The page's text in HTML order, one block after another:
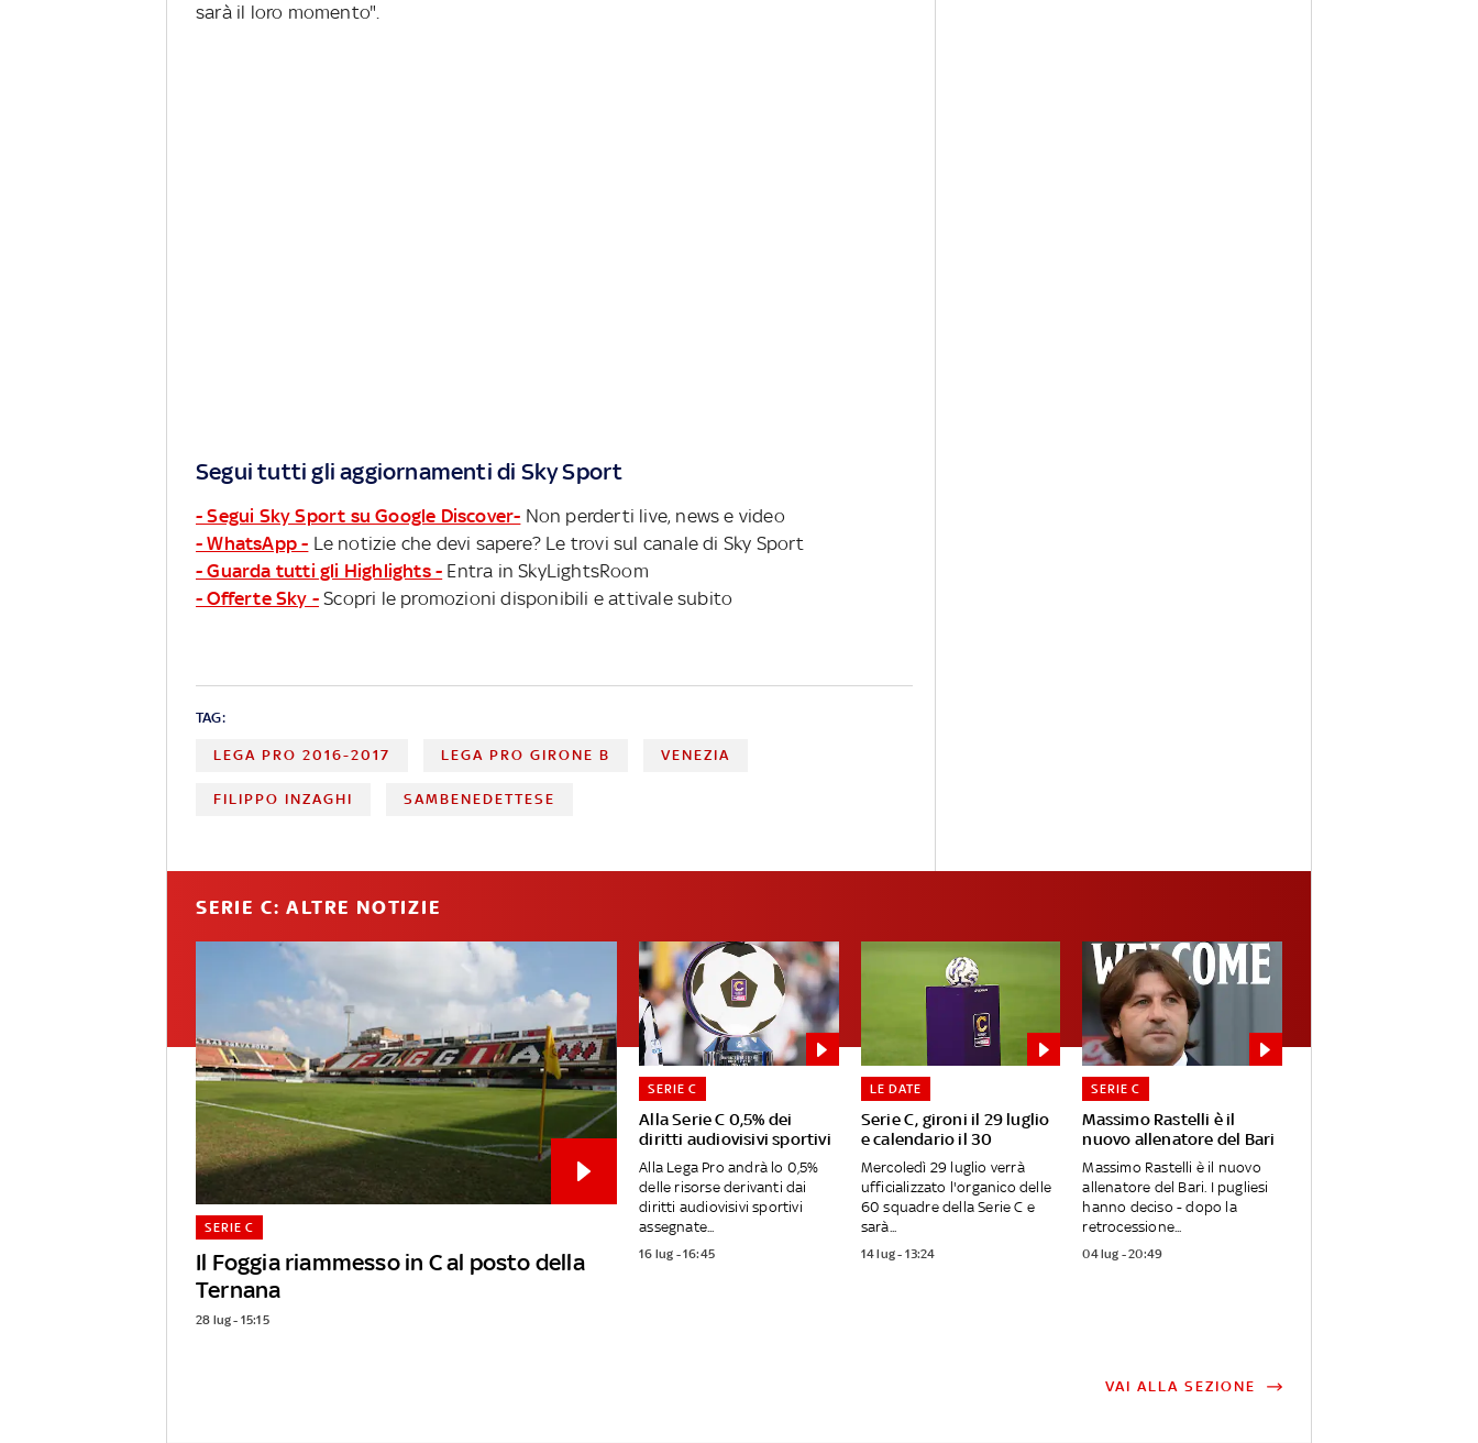
sarà il loro momento".
Segui tutti gli aggiornamenti di Sky Sport
- Segui Sky Sport su Google Discover- Non perderti live, news e video
- WhatsApp - Le notizie che devi sapere? Le trovi sul canale di Sky Sport
- Guarda tutti gli Highlights - Entra in SkyLightsRoom
- Offerte Sky - Scopri le promozioni disponibili e attivale subito
TAG:
LEGA PRO 2016-2017 LEGA PRO GIRONE B VENEZIA
FILIPPO INZAGHI SAMBENEDETTESE
SERIE C: ALTRE NOTIZIE
Il Foggia riammesso in C al posto della
Ternana
SERIE C
28 lug - 15:15
Alla Serie C 0,5% dei
diritti audiovisivi sportivi
SERIE C
Alla Lega Pro andrà lo 0,5%
delle risorse derivanti dai
diritti audiovisivi sportivi
assegnate...
16 lug - 16:45
Serie C, gironi il 29 luglio
e calendario il 30
LE DATE
Mercoledì 29 luglio verrà
ufficializzato l'organico delle
60 squadre della Serie C e
sarà...
14 lug - 13:24
Massimo Rastelli è il
nuovo allenatore del Bari
SERIE C
Massimo Rastelli è il nuovo
allenatore del Bari. I pugliesi
hanno deciso - dopo la
retrocessione...
04 lug - 20:49
VAI ALLA SEZIONE